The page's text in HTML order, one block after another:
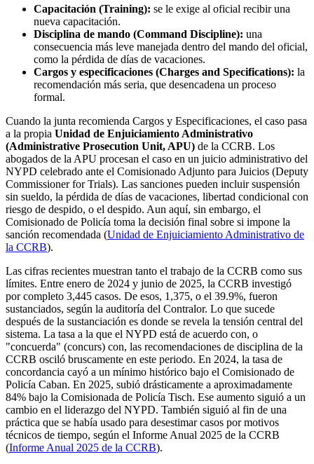
Capacitación (Training): se le exige al oficial recibir una
nueva capacitación.
Disciplina de mando (Command Discipline): una
consecuencia más leve manejada dentro del mando del oficial,
como la pérdida de días de vacaciones.
Cargos y especificaciones (Charges and Specifications): la
recomendación más seria, que desencadena un proceso
formal.
Cuando la junta recomienda Cargos y Especificaciones, el caso pasa
a la propia Unidad de Enjuiciamiento Administrativo
(Administrative Prosecution Unit, APU) de la CCRB. Los
abogados de la APU procesan el caso en un juicio administrativo del
NYPD celebrado ante el Comisionado Adjunto para Juicios (Deputy
Commissioner for Trials). Las sanciones pueden incluir suspensión
sin sueldo, la pérdida de días de vacaciones, libertad condicional con
riesgo de despido, o el despido. Aun aquí, sin embargo, el
Comisionado de Policía toma la decisión final sobre si impone la
sanción recomendada (Unidad de Enjuiciamiento Administrativo de
la CCRB).
Las cifras recientes muestran tanto el trabajo de la CCRB como sus
límites. Entre enero de 2024 y junio de 2025, la CCRB investigó
por completo 3,445 casos. De esos, 1,375, o el 39.9%, fueron
sustanciados, según la auditoría del Contralor. Lo que sucede
después de la sustanciación es donde se revela la tensión central del
sistema. La tasa a la que el NYPD está de acuerdo con, o
"concuerda" (concurs) con, las recomendaciones de disciplina de la
CCRB osciló bruscamente en este periodo. En 2024, la tasa de
concordancia cayó a un mínimo histórico bajo el Comisionado de
Policía Caban. En 2025, subió drásticamente a aproximadamente
84% bajo la Comisionada de Policía Tisch. Ese aumento siguió a un
cambio en el liderazgo del NYPD. También siguió al fin de una
práctica que se había usado para desestimar casos por motivos
técnicos de tiempo, según el Informe Anual 2025 de la CCRB
(Informe Anual 2025 de la CCRB).